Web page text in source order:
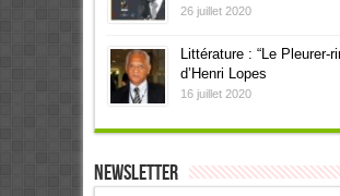
26 juillet 2020
Littérature : “Le Pleurer-
d’Henri Lopes
16 juillet 2020
Newsletter